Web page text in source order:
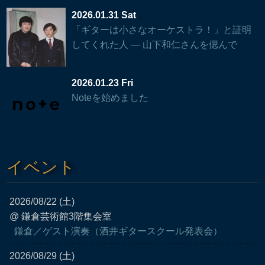
2026.01.31 Sat
「ギターは小さなオーケストラ！」と証明
してくれた人 — 山下和仁さんを偲んで
2026.01.23 Fri
Noteを始めました
イベント
2026/08/22 (土)
@ 鎌倉芸術館3階集会室
鎌倉／ゲスト演奏（酒井ギタースクール発表会）
2026/08/29 (土)